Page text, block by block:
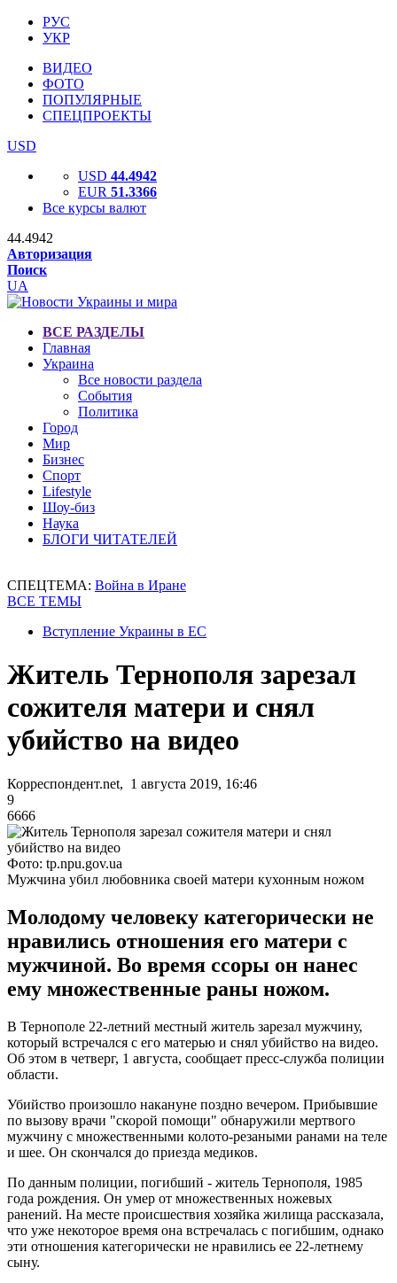
РУС
УКР
ВИДЕО
ФОТО
ПОПУЛЯРНЫЕ
СПЕЦПРОЕКТЫ
USD
USD 44.4942
EUR 51.3366
Все курсы валют
44.4942
Авторизация
Поиск
UA
ВСЕ РАЗДЕЛЫ
Главная
Украина
Все новости раздела
События
Политика
Город
Мир
Бизнес
Спорт
Lifestyle
Шоу-биз
Наука
БЛОГИ ЧИТАТЕЛЕЙ
СПЕЦТЕМА: Война в Иране
ВСЕ ТЕМЫ
Вступление Украины в ЕС
Житель Тернополя зарезал
сожителя матери и снял
убийство на видео
Корреспондент.net, 1 августа 2019, 16:46
9
6666
Фото: tp.npu.gov.ua
Мужчина убил любовника своей матери кухонным ножом
Молодому человеку категорически не
нравились отношения его матери с
мужчиной. Во время ссоры он нанес
ему множественные раны ножом.
В Тернополе 22-летний местный житель зарезал мужчину,
который встречался с его матерью и снял убийство на видео.
Об этом в четверг, 1 августа, сообщает пресс-служба полиции
области.
Убийство произошло накануне поздно вечером. Прибывшие
по вызову врачи "скорой помощи" обнаружили мертвого
мужчину с множественными колото-резаными ранами на теле
и шее. Он скончался до приезда медиков.
По данным полиции, погибший - житель Тернополя, 1985
года рождения. Он умер от множественных ножевых
ранений. На месте происшествия хозяйка жилища рассказала,
что уже некоторое время она встречалась с погибшим, однако
эти отношения категорически не нравились ее 22-летнему
сыну.